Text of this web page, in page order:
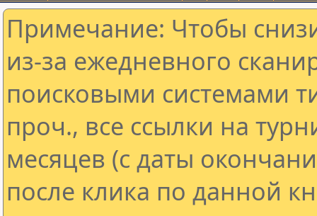
Примечание: Чтобы
из-за ежедневного
поисковыми системами
проч., все ссылки на
месяцев (с даты
после клика по данной